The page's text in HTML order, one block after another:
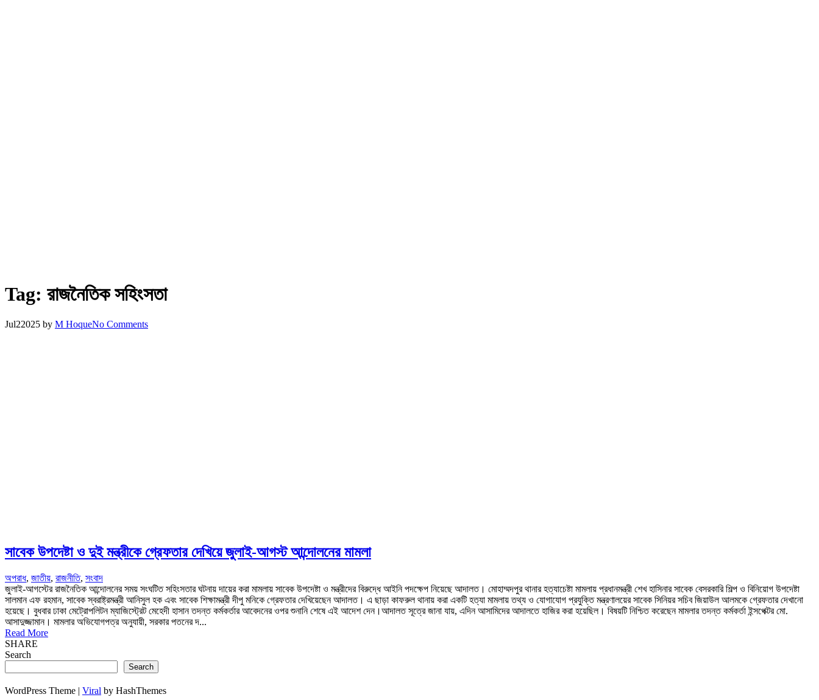
Tag: রাজনৈতিক সহিংসতা
Jul22025 by M HoqueNo Comments
সাবেক উপদেষ্টা ও দুই মন্ত্রীকে গ্রেফতার দেখিয়ে জুলাই-আগস্ট আন্দোলনের মামলা
অপরাধ, জাতীয়, রাজনীতি, সংবাদ
জুলাই-আগস্টের রাজনৈতিক আন্দোলনের সময় সংঘটিত সহিংসতার ঘটনায় দায়ের করা মামলায় সাবেক উপদেষ্টা ও মন্ত্রীদের বিরুদ্ধে আইনি পদক্ষেপ নিয়েছে আদালত। মোহাম্মদপুর থানার হত্যাচেষ্টা মামলায় প্রধানমন্ত্রী শেখ হাসিনার সাবেক বেসরকারি শিল্প ও বিনিয়োগ উপদেষ্টা
সালমান এফ রহমান, সাবেক স্বরাষ্ট্রমন্ত্রী আনিসুল হক এবং সাবেক শিক্ষামন্ত্রী দীপু মনিকে গ্রেফতার দেখিয়েছেন আদালত। এ ছাড়া কাফরুল থানায় করা একটি হত্যা মামলায় তথ্য ও যোগাযোগ প্রযুক্তি মন্ত্রণালয়ের সাবেক সিনিয়র সচিব জিয়াউল আলমকে গ্রেফতার দেখানো
হয়েছে। বুধবার ঢাকা মেট্রোপলিটন ম্যাজিস্ট্রেট মেহেদী হাসান তদন্ত কর্মকর্তার আবেদনের ওপর শুনানি শেষে এই আদেশ দেন।আদালত সূত্রে জানা যায়, এদিন আসামিদের আদালতে হাজির করা হয়েছিল। বিষয়টি নিশ্চিত করেছেন মামলার তদন্ত কর্মকর্তা ইন্সপেক্টর মো.
আসাদুজ্জামান। মামলার অভিযোগপত্র অনুযায়ী, সরকার পতনের দ...
Read More
SHARE
Search
Search
WordPress Theme | Viral by HashThemes